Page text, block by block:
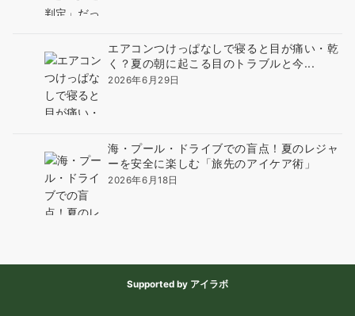
エアコンつけっぱなしで寝ると目が痛い・乾
く？夏の朝に起こる目のトラブルと今...
2026年6月29日
海・プール・ドライブでの盲点！夏のレジャ
ーを安全に楽しむ「旅先のアイケア術」
2026年6月18日
Supported by アイラボ